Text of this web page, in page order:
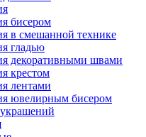
бисером
в смешанной технике
гладью
декоративными швами
крестом
лентами
ювелирным бисером